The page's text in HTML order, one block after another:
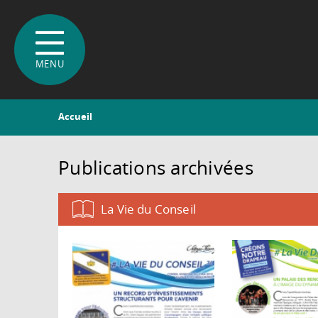
Vous
êtes
Accueil
Publications archivées
La Vie du Conseil